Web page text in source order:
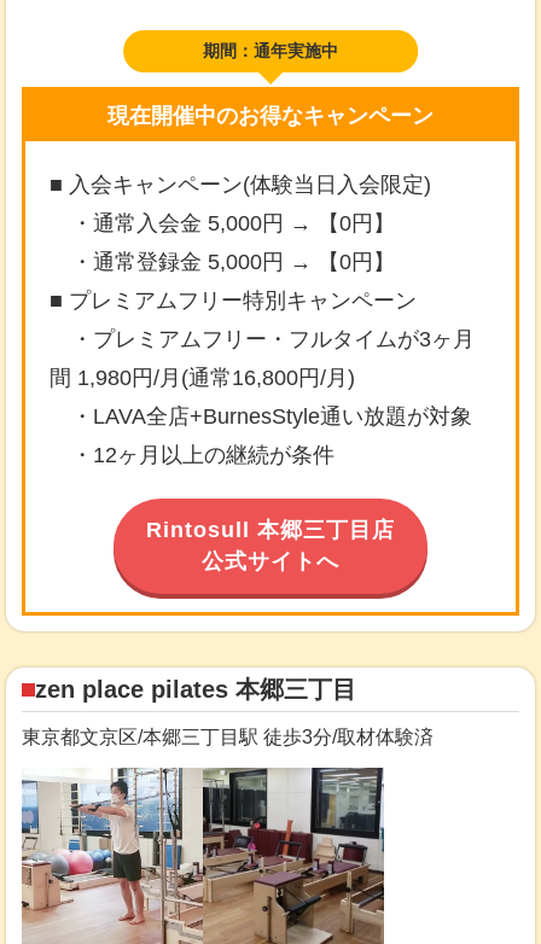
期間：通年実施中
現在開催中のお得なキャンペーン
■ 入会キャンペーン(体験当日入会限定)
・通常入会金 5,000円 → 【0円】
・通常登録金 5,000円 → 【0円】
■ プレミアムフリー特別キャンペーン
・プレミアムフリー・フルタイムが3ヶ月
間 1,980円/月(通常16,800円/月)
・LAVA全店+BurnesStyle通い放題が対象
・12ヶ月以上の継続が条件
Rintosull 本郷三丁目店
公式サイトへ
zen place pilates 本郷三丁目
東京都文京区/本郷三丁目駅 徒歩3分/取材体験済